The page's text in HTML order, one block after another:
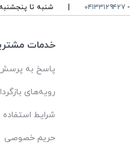
- ۰۴۱۳۳۱۲۹۴۲۷ شنبه تا پنجشنبه ، ۱۰ الی 13 و 16 الی 19 پاسخگوی
خدمات
پاسخ به
رویه‌های
شرایط استفاده
حریم خصوصی